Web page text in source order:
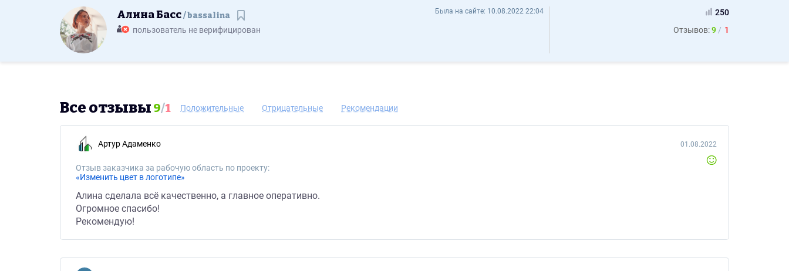
Алина Басс bassalina - ОтзывыБыла на сайте: 10.08.2022 22:04
Алина Басс bassalina
Сохранить контакт
пользователь не верифицирован
250
Отзывов:9 1
Все отзывы 9/1 Положительные Отрицательные Рекомендации
Артур Адаменко
Отзыв заказчика за рабочую область по проекту:
«Изменить цвет в логотипе»
01.08.2022
Алина сделала всё качественно, а главное оперативно.
Огромное спасибо!
Рекомендую!